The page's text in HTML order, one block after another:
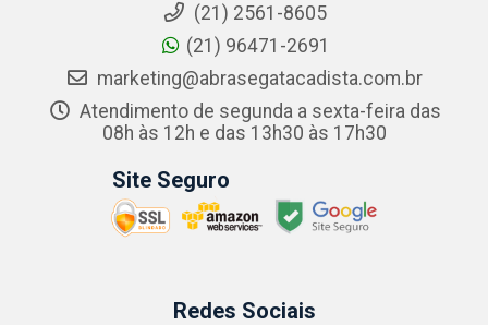
(21) 2561-8605
(21) 96471-2691
marketing@abrasegatacadista.com.br
Atendimento de segunda a sexta-feira das
08h às 12h e das 13h30 às 17h30
Site Seguro
Redes Sociais